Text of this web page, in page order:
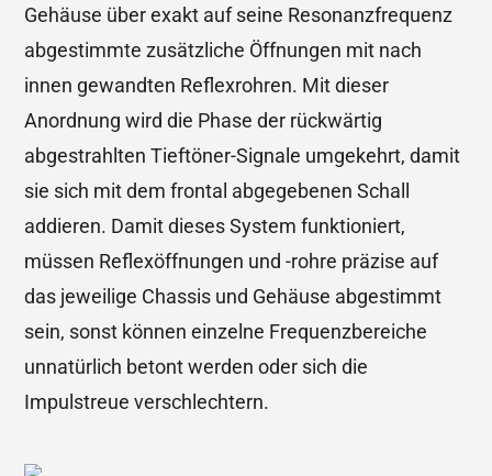
Gehäuse über exakt auf seine Resonanzfrequenz
abgestimmte zusätzliche Öffnungen mit nach
innen gewandten Reflexrohren. Mit dieser
Anordnung wird die Phase der rückwärtig
abgestrahlten Tieftöner-Signale umgekehrt, damit
sie sich mit dem frontal abgegebenen Schall
addieren. Damit dieses System funktioniert,
müssen Reflexöffnungen und -rohre präzise auf
das jeweilige Chassis und Gehäuse abgestimmt
sein, sonst können einzelne Frequenzbereiche
unnatürlich betont werden oder sich die
Impulstreue verschlechtern.